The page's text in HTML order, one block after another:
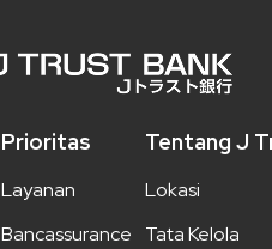
Prioritas
Layanan
Bancassurance
Tentang J
Lokasi
Tata Kelola